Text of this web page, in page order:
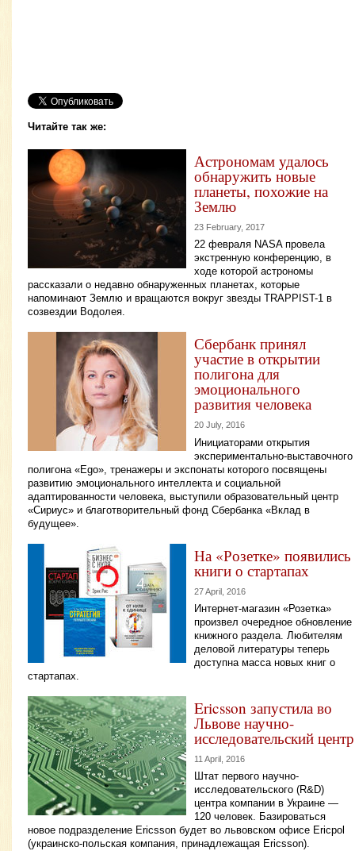
Читайте так же:
Астрономам удалось
обнаружить новые
планеты, похожие на
Землю
23 February, 2017
22 февраля NASA провела
экстренную конференцию, в
ходе которой астрономы
рассказали о недавно обнаруженных планетах, которые
напоминают Землю и вращаются вокруг звезды TRAPPIST-1 в
созвездии Водолея.
Сбербанк принял
участие в открытии
полигона для
эмоционального
развития человека
20 July, 2016
Инициаторами открытия
экспериментально-выставочного
полигона «Ego», тренажеры и экспонаты которого посвящены
развитию эмоционального интеллекта и социальной
адаптированности человека, выступили образовательный центр
«Сириус» и благотворительный фонд Сбербанка «Вклад в
будущее».
На «Розетке» появились
книги о стартапах
27 April, 2016
Интернет-магазин «Розетка»
произвел очередное обновление
книжного раздела. Любителям
деловой литературы теперь
доступна масса новых книг о
стартапах.
Ericsson запустила во
Львове научно-
исследовательский центр
11 April, 2016
Штат первого научно-
исследовательского (R&D)
центра компании в Украине —
120 человек. Базироваться
новое подразделение Ericsson будет во львовском офисе Ericpol
(украинско-польская компания, принадлежащая Ericsson).